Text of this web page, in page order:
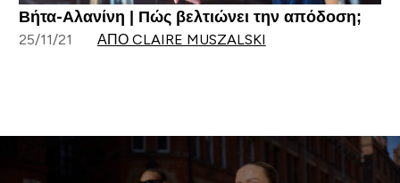
Βήτα-Αλανίνη | Πώς βελτιώνει την απόδοση;
25/11/21 ΑΠΌ CLAIRE MUSZALSKI